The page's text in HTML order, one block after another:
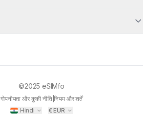
©2025 eSIMfo
गोपनीयता और कुकी नीति|नियम और शर्तें
Hindi
€EUR